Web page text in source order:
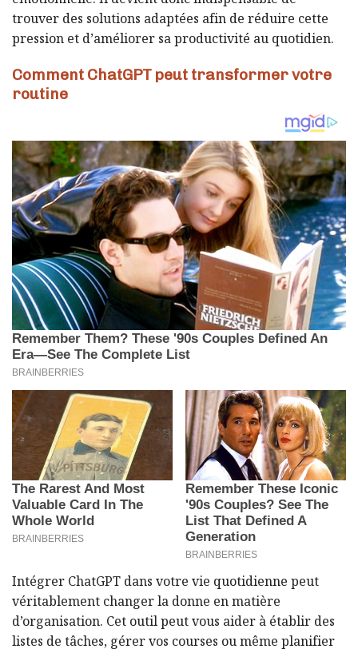
trouver des solutions adaptées afin de réduire cette
pression et d’améliorer sa productivité au quotidien.
Comment ChatGPT peut transformer votre
routine
Intégrer ChatGPT dans votre vie quotidienne peut
véritablement changer la donne en matière
d’organisation. Cet outil peut vous aider à établir des
listes de tâches, gérer vos courses ou même planifier